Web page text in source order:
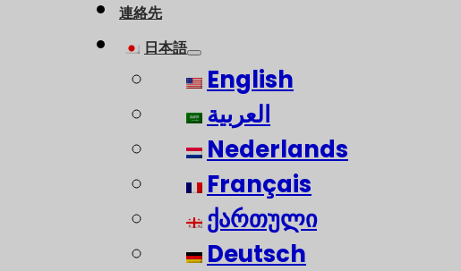
連絡先
日本語
English
العربية
Nederlands
Français
ქართული
Deutsch